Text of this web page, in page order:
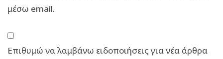
μέσω email.
Επιθυμώ να λαμβάνω ειδοποιήσεις για νέα άρθρα